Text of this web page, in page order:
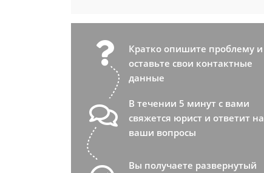
Кратко опишите проблему и
оставьте свои контактные
данные
В течении 5 минут с вами
свяжется юрист и ответит на
ваши вопросы
Вы получаете развернутый